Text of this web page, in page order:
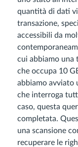
quantità di dati
transazione,
accessibili da
cui abbiamo una
che occupa 10
abbiamo avviato
che interroga
caso, questa
completata.
una scansione
recuperare le